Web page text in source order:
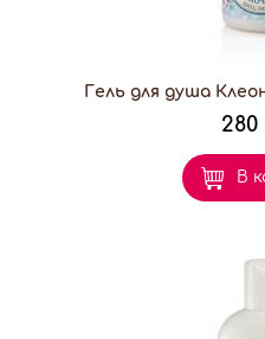
Гель для душа
280
В